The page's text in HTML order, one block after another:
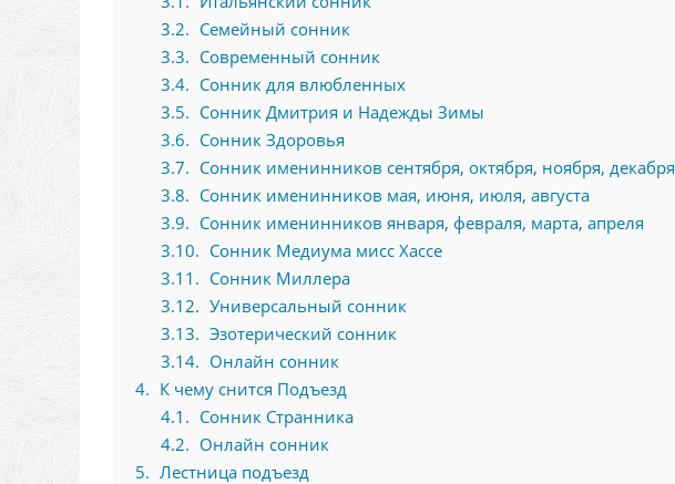
3.2
Семейный сонник
3.3
Современный сонник
3.4
Сонник для влюбленных
3.5
Сонник Дмитрия и Надежды Зимы
3.6
Сонник Здоровья
3.7
Сонник именинников сентября, октября, ноября, декабря
3.8
Сонник именинников мая, июня, июля, августа
3.9
Сонник именинников января, февраля, марта, апреля
3.10
Сонник Медиума мисс Хассе
3.11
Сонник Миллера
3.12
Универсальный сонник
3.13
Эзотерический сонник
3.14
Онлайн сонник
4
К чему снится Подъезд
4.1
Сонник Странника
4.2
Онлайн сонник
5
Лестница подъезд